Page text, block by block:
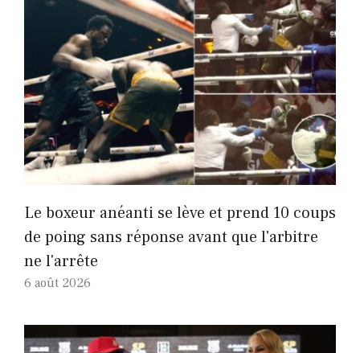
Le boxeur anéanti se lève et prend 10 coups
de poing sans réponse avant que l'arbitre
ne l'arrête
6 août 2026